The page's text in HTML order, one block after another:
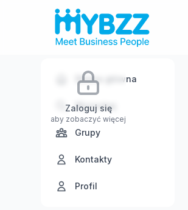
Zaloguj się
aby zobaczyć więcej
Strona główna
Wyszukaj
Grupy
Kontakty
Profil